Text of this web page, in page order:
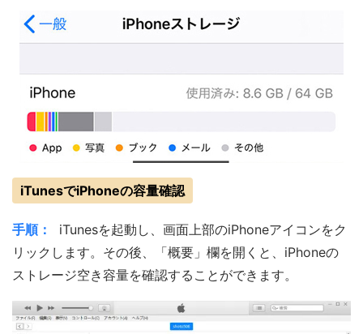
iTunesでiPhoneの容量確認
手順：
iTunesを起動し、画面上部のiPhoneアイコンをク
リックします。その後、「概要」欄を開くと、iPhoneの
ストレージ空き容量を確認することができます。